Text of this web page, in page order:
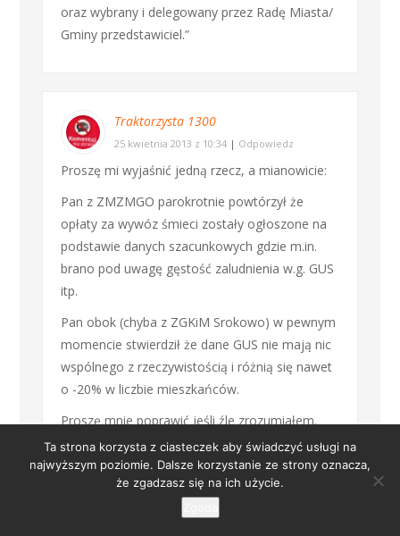
oraz wybrany i delegowany przez Radę Miasta/
Gminy przedstawiciel.”
Traktorzysta 1300
25 kwietnia 2013 z 10:34 | Odpowiedz
Proszę mi wyjaśnić jedną rzecz, a mianowicie:
Pan z ZMZMGO parokrotnie powtórzył że
opłaty za wywóz śmieci zostały ogłoszone na
podstawie danych szacunkowych gdzie m.in.
brano pod uwagę gęstość zaludnienia w.g. GUS
itp.
Pan obok (chyba z ZGKiM Srokowo) w pewnym
momencie stwierdził że dane GUS nie mają nic
wspólnego z rzeczywistością i różnią się nawet
o -20% w liczbie mieszkańców.
Proszę mnie poprawić jeśli źle zrozumiałem.
Na podstawie tych wypowiedzi, urodziło mi się
takie pytanie.
Ta strona korzysta z ciasteczek aby świadczyć usługi na
najwyższym poziomie. Dalsze korzystanie ze strony oznacza,
że zgadzasz się na ich użycie.